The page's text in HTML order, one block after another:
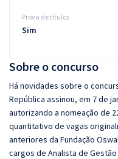
Sobre o concurso
Há novidades sobre o
República assinou, em 7 de
autorizando a nomeação de
quantitativo de vagas
anteriores da Fundação
cargos de Analista de
Prova de títulos
Sim